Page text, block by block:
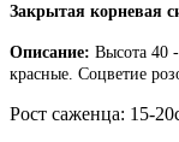
Закрытая корневая
Описание: Высота 40
красные. Соцветие
Рост саженца: 15-